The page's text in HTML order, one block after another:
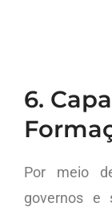
6.
Por meio
governos e